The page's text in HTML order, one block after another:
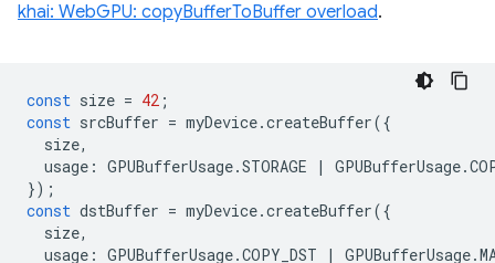
khai: WebGPU: copyBufferToBuffer overload.
const size = 42 ;
const srcBuffer = myDevice.createBuffer({
size,
usage : GPUBufferUsage.STORAGE | GPUBufferUsage.
});
const dstBuffer = myDevice.createBuffer({
size,
usage : GPUBufferUsage.COPY_DST | GPUBufferUsage.